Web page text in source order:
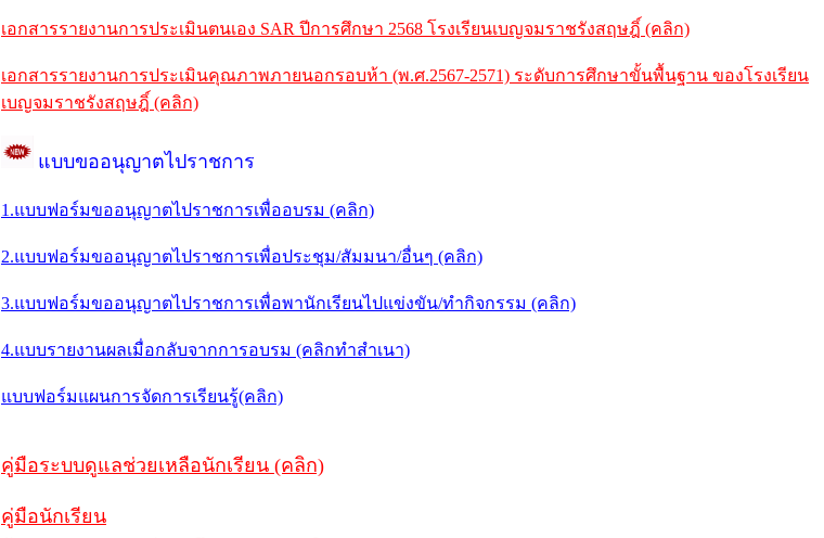
เอกสารรายงานการประเมินตนเอง SAR ปีการศึกษา 2568 โรงเรียนเบญจมราชรังสฤษฎิ์ (คลิก)
เอกสารรายงานการประเมินคุณภาพภายนอกรอบห้า (พ.ศ.2567-2571) ระดับการศึกษาขั้นพื้นฐาน ของโรงเรียน
เบญจมราชรังสฤษฎิ์ (คลิก)
แบบขออนุญาตไปราชการ
1.แบบฟอร์มขออนุญาตไปราชการเพื่ออบรม (คลิก)
2.แบบฟอร์มขออนุญาตไปราชการเพื่อประชุม/สัมมนา/อื่นๆ (คลิก)
3.แบบฟอร์มขออนุญาตไปราชการเพื่อพานักเรียนไปแข่งขัน/ทำกิจกรรม (คลิก)
4.แบบรายงานผลเมื่อกลับจากการอบรม (คลิกทำสำเนา)
แบบฟอร์มแผนการจัดการเรียนรู้(คลิก)
คู่มือระบบดูแลช่วยเหลือนักเรียน (คลิก)
คู่มือนักเรียน